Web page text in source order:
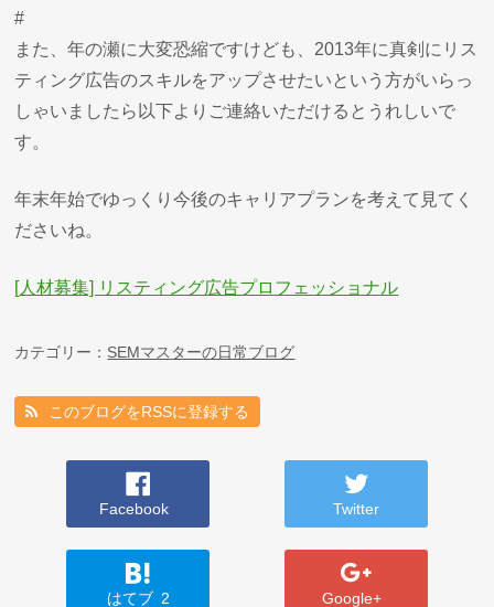
#
また、年の瀬に大変恐縮ですけども、2013年に真剣にリス
ティング広告のスキルをアップさせたいという方がいらっ
しゃいましたら以下よりご連絡いただけるとうれしいで
す。
年末年始でゆっくり今後のキャリアプランを考えて見てく
ださいね。
[人材募集] リスティング広告プロフェッショナル
カテゴリー： SEMマスターの日常ブログ
このブログをRSSに登録する
Facebook Twitter
はてブ 2 Google+